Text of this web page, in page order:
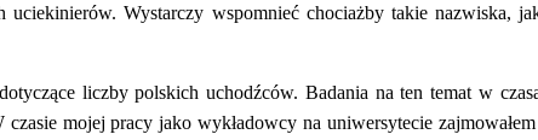
uciekinierów. Wystarczy wspomnieć chociażby takie
liczby polskich uchodźców. Badania na ten temat w
mojej pracy jako wykładowcy na uniwersytecie